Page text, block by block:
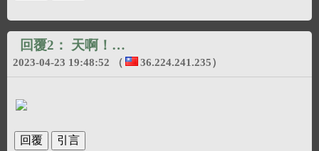
回覆2： 天啊！…
2023-04-23 19:48:52 （ 36.224.241.235）